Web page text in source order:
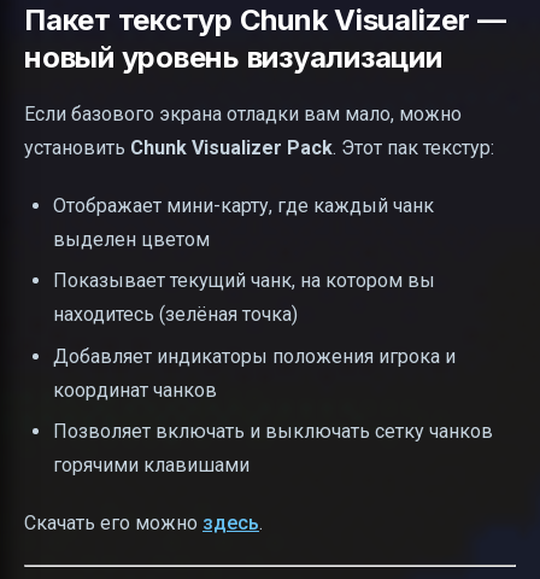
Пакет текстур Chunk Visualizer —
новый уровень визуализации
Если базового экрана отладки вам мало, можно
установить Chunk Visualizer Pack. Этот пак текстур:
Отображает мини-карту, где каждый чанк
выделен цветом
Показывает текущий чанк, на котором вы
находитесь (зелёная точка)
Добавляет индикаторы положения игрока и
координат чанков
Позволяет включать и выключать сетку чанков
горячими клавишами
Скачать его можно здесь.